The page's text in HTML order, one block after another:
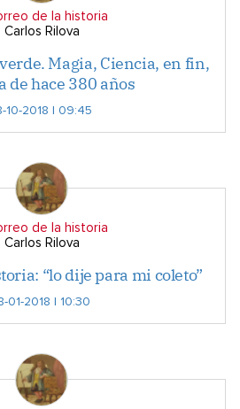
de la historia
Carlos Rilova
Magia, Ciencia, en fin,
de hace 380 años
10-2018 | 09:45
de la historia
Carlos Rilova
“lo dije para mi coleto”
01-2018 | 10:30